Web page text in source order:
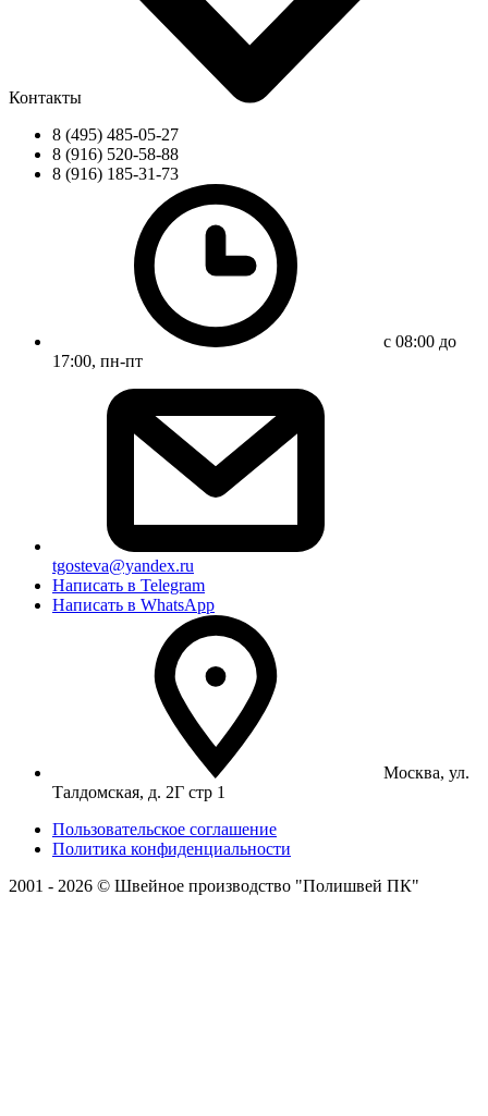
Контакты
8 (495) 485-05-27
8 (916) 520-58-88
8 (916) 185-31-73
с 08:00 до
17:00, пн-пт
tgosteva@yandex.ru
Написать в Telegram
Написать в WhatsApp
Москва, ул.
Талдомская, д. 2Г стр 1
Пользовательское соглашение
Политика конфиденциальности
2001 - 2026 © Швейное производство "Полишвей ПК"